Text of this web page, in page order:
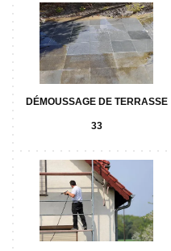
DÉMOUSSAGE DE TERRASSE
33